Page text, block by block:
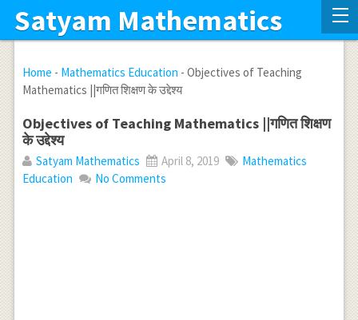
Satyam Mathematics
Home - Mathematics Education - Objectives of Teaching
Mathematics ||गणित शिक्षण के उद्देश्य
Objectives of Teaching Mathematics ||गणित शिक्षण
के उद्देश्य
Satyam Mathematics April 8, 2019
Mathematics
Education
No Comments